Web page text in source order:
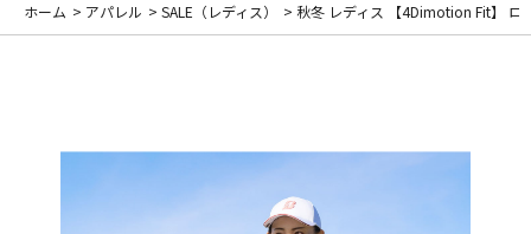
ホーム > アパレル > SALE（レディス） > 秋冬 レディス 【4Dimotion Fit】 ロ